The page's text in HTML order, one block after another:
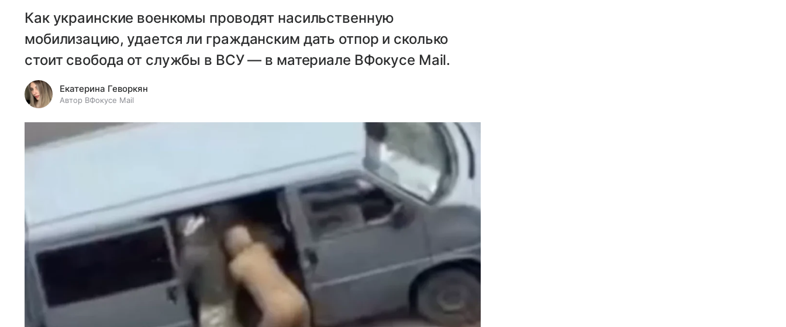
Как украинские военкомы проводят насильственную
мобилизацию, удается ли гражданским дать отпор и сколько
стоит свобода от службы в ВСУ — в материале ВФокусе Mail.
Екатерина Геворкян
Автор ВФокусе Mail